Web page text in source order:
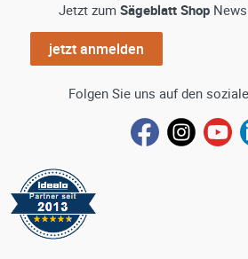
Jetzt zum Sägeblatt Shop
jetzt anmelden
Folgen Sie uns auf den